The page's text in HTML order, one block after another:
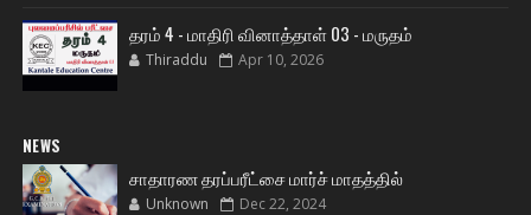
தரம் 4 - மாதிரி வினாத்தாள் 03 - மருதம்
Thiraddu Apr 10, 2026
NEWS
சாதாரண தரப்பரீட்சை மார்ச் மாதத்தில்
Unknown Dec 22, 2024